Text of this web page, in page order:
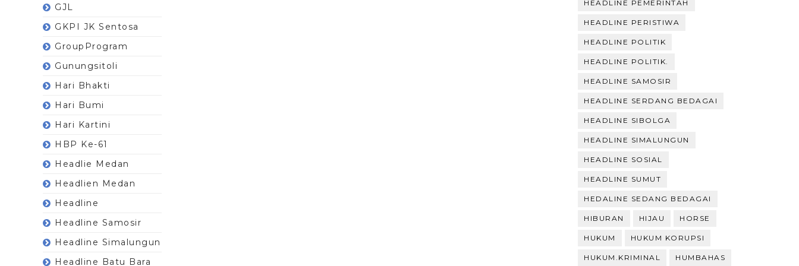
GJL
GKPI JK Sentosa
GroupProgram
Gunungsitoli
Hari Bhakti
Hari Bumi
Hari Kartini
HBP Ke-61
Headlie Medan
Headlien Medan
Headline
Headline Samosir
Headline Simalungun
Headline Batu Bara
HEADLINE PEMERINTAH
HEADLINE PERISTIWA
HEADLINE POLITIK
HEADLINE POLITIK.
HEADLINE SAMOSIR
HEADLINE SERDANG BEDAGAI
HEADLINE SIBOLGA
HEADLINE SIMALUNGUN
HEADLINE SOSIAL
HEADLINE SUMUT
HEDALINE SEDANG BEDAGAI
HIBURAN HIJAU HORSE
HUKUM HUKUM KORUPSI
HUKUM.KRIMINAL HUMBAHAS